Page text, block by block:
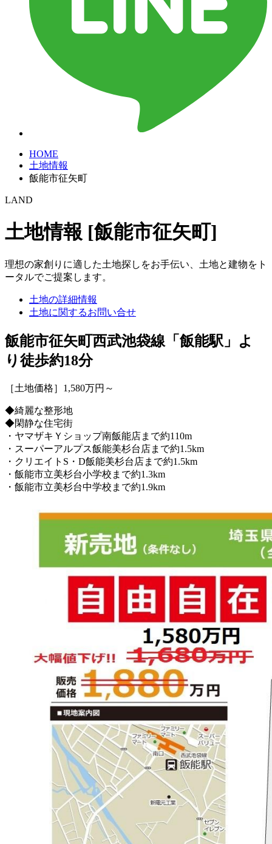
HOME
土地情報
飯能市征矢町
LAND
土地情報 [飯能市征矢町]
理想の家創りに適した土地探しをお手伝い、土地と建物をト
ータルでご提案します。
土地の詳細情報
土地に関するお問い合せ
飯能市征矢町西武池袋線「飯能駅」よ
り徒歩約18分
［土地価格］ 1,580万円～
◆綺麗な整形地
◆閑静な住宅街
・ヤマザキＹショップ南飯能店まで約110m
・スーパーアルプス飯能美杉台店まで約1.5km
・クリエイトS・D飯能美杉台店まで約1.5km
・飯能市立美杉台小学校まで約1.3km
・飯能市立美杉台中学校まで約1.9km